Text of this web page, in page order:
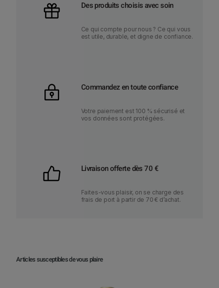
Des produits choisis avec soin
Ce qui compte pour nous ? Ce qui vous
est utile, durable, et digne de confiance.
Commandez en toute confiance
Votre paiement est 100 % sécurisé et
vos données sont protégées.
Livraison offerte dès 70 €
Faites-vous plaisir, on se charge des
frais de port à partir de 70 € d’achat.
Articles susceptibles de vous plaire